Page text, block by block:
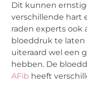
Dit kunnen
verschillende hart
raden experts ook
bloeddruk te laten
uiteraard wel een
hebben. De
AFib heeft